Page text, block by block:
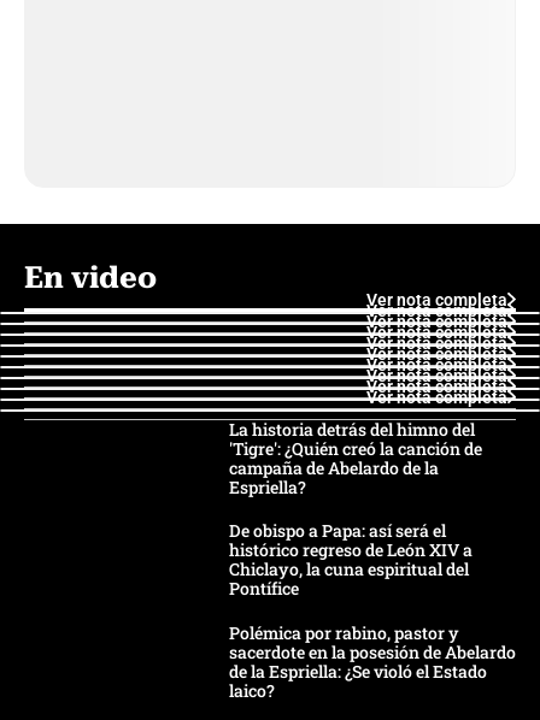
En video
Ver nota completa
Ver nota completa
Ver nota completa
Ver nota completa
Ver nota completa
Ver nota completa
Ver nota completa
Ver nota completa
Ver nota completa
Ver nota completa
La historia detrás del himno del
'Tigre': ¿Quién creó la canción de
campaña de Abelardo de la
Espriella?
De obispo a Papa: así será el
histórico regreso de León XIV a
Chiclayo, la cuna espiritual del
Pontífice
Polémica por rabino, pastor y
sacerdote en la posesión de Abelardo
de la Espriella: ¿Se violó el Estado
laico?